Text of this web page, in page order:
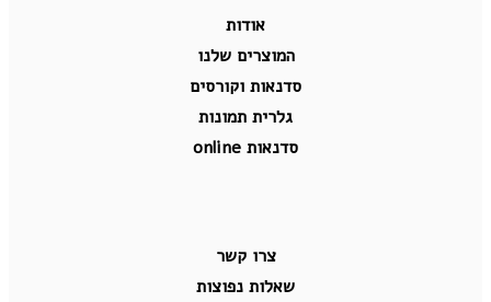
אודות
המוצרים שלנו
סדנאות וקורסים
גלרית תמונות
סדנאות online
צרו קשר
שאלות נפוצות